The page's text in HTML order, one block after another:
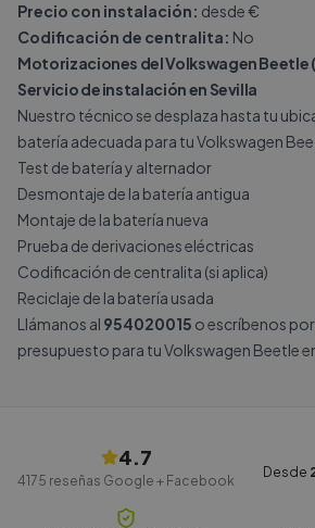
Precio con instalación: desde €
Codificación de centralita: No
Motorizaciones del Volkswagen Beetle
Servicio de instalación en Sevilla
Nuestro técnico se desplaza hasta tu
batería adecuada para tu Volkswagen
Test de batería y alternador
Desmontaje de la batería antigua
Montaje de la batería nueva
Prueba de derivaciones eléctricas
Codificación de centralita (si aplica)
Reciclaje de la batería usada
Llámanos al 954020015 o escríbenos por
presupuesto para tu Volkswagen Beetle
4.7
4175 reseñas Google + Facebook
Desde